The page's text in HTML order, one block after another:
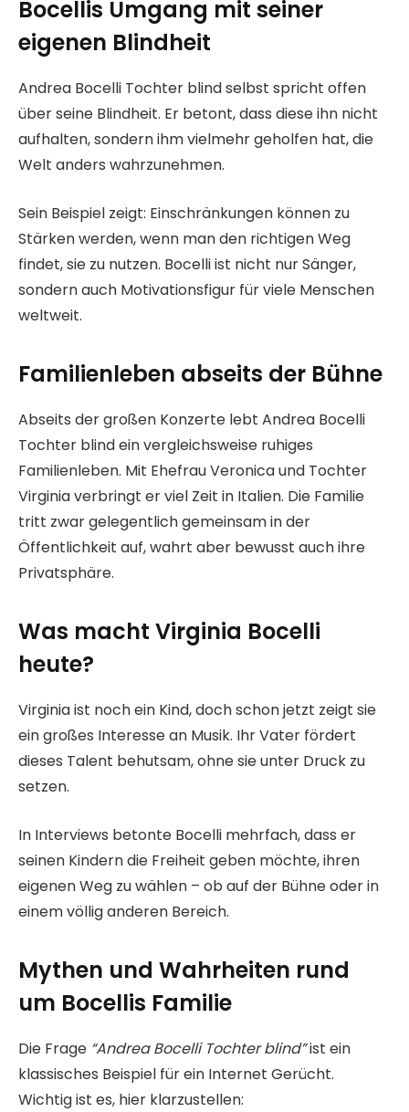
Bocellis Umgang mit seiner
eigenen Blindheit
Andrea Bocelli Tochter blind selbst spricht offen
über seine Blindheit. Er betont, dass diese ihn nicht
aufhalten, sondern ihm vielmehr geholfen hat, die
Welt anders wahrzunehmen.
Sein Beispiel zeigt: Einschränkungen können zu
Stärken werden, wenn man den richtigen Weg
findet, sie zu nutzen. Bocelli ist nicht nur Sänger,
sondern auch Motivationsfigur für viele Menschen
weltweit.
Familienleben abseits der Bühne
Abseits der großen Konzerte lebt Andrea Bocelli
Tochter blind ein vergleichsweise ruhiges
Familienleben. Mit Ehefrau Veronica und Tochter
Virginia verbringt er viel Zeit in Italien. Die Familie
tritt zwar gelegentlich gemeinsam in der
Öffentlichkeit auf, wahrt aber bewusst auch ihre
Privatsphäre.
Was macht Virginia Bocelli
heute?
Virginia ist noch ein Kind, doch schon jetzt zeigt sie
ein großes Interesse an Musik. Ihr Vater fördert
dieses Talent behutsam, ohne sie unter Druck zu
setzen.
In Interviews betonte Bocelli mehrfach, dass er
seinen Kindern die Freiheit geben möchte, ihren
eigenen Weg zu wählen – ob auf der Bühne oder in
einem völlig anderen Bereich.
Mythen und Wahrheiten rund
um Bocellis Familie
Die Frage “Andrea Bocelli Tochter blind”ist ein
klassisches Beispiel für ein Internet Gerücht.
Wichtig ist es, hier klarzustellen: